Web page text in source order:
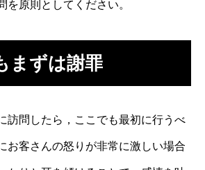
を原則としてください。
まずは謝罪
訪問したら，ここでも最初に行うべ
お客さんの怒りが非常に激しい場合